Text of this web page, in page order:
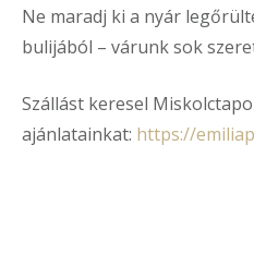
Ne maradj ki a nyár
bulijából – várunk sok
Szállást keresel
ajánlatainkat: https://